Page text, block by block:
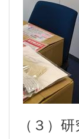
（３）